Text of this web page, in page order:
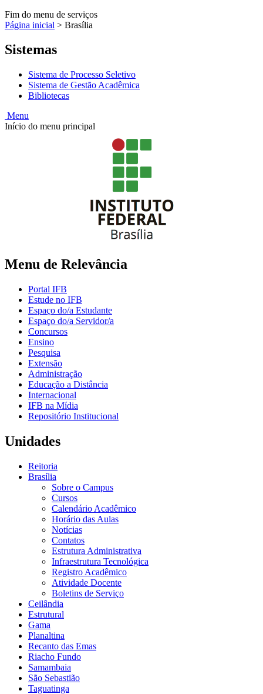
Fim do menu de serviços
Página inicial > Brasília
Sistemas
Sistema de Processo Seletivo
Sistema de Gestão Acadêmica
Bibliotecas
Menu
Início do menu principal
Menu de Relevância
Portal IFB
Estude no IFB
Espaço do/a Estudante
Espaço do/a Servidor/a
Concursos
Ensino
Pesquisa
Extensão
Administração
Educação a Distância
Internacional
IFB na Mídia
Repositório Institucional
Unidades
Reitoria
Brasília
Sobre o Campus
Cursos
Calendário Acadêmico
Horário das Aulas
Notícias
Contatos
Estrutura Administrativa
Infraestrutura Tecnológica
Registro Acadêmico
Atividade Docente
Boletins de Serviço
Ceilândia
Estrutural
Gama
Planaltina
Recanto das Emas
Riacho Fundo
Samambaia
São Sebastião
Taguatinga